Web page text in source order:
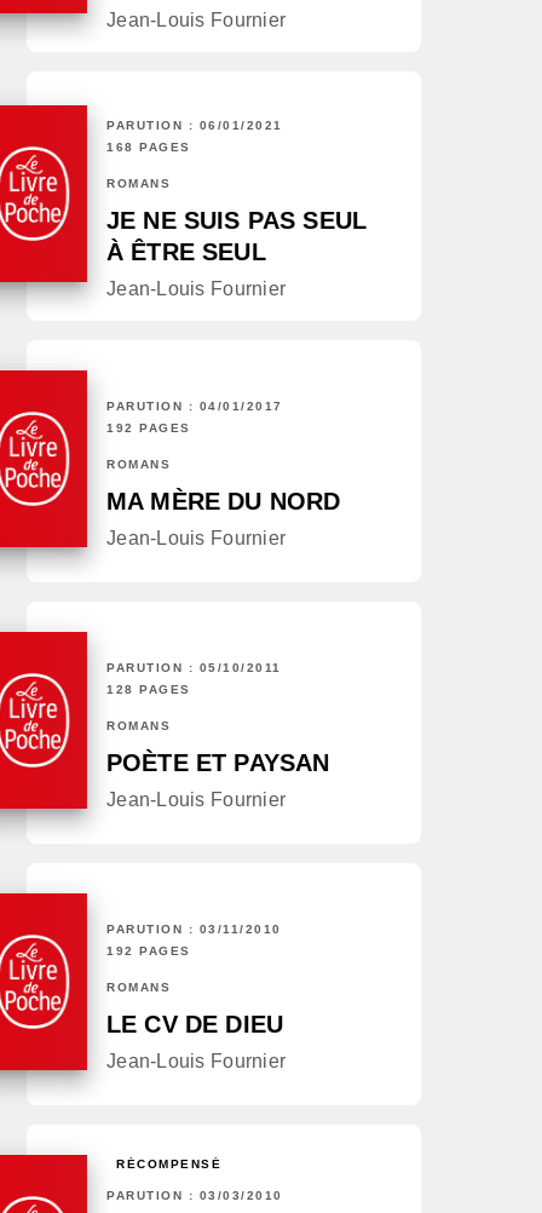
Jean-Louis Fournier
PARUTION : 06/01/2021
168 PAGES
ROMANS
JE NE SUIS PAS SEUL
À ÊTRE SEUL
Jean-Louis Fournier
PARUTION : 04/01/2017
192 PAGES
ROMANS
MA MÈRE DU NORD
Jean-Louis Fournier
PARUTION : 05/10/2011
128 PAGES
ROMANS
POÈTE ET PAYSAN
Jean-Louis Fournier
PARUTION : 03/11/2010
192 PAGES
ROMANS
LE CV DE DIEU
Jean-Louis Fournier
RÉCOMPENSÉ
PARUTION : 03/03/2010